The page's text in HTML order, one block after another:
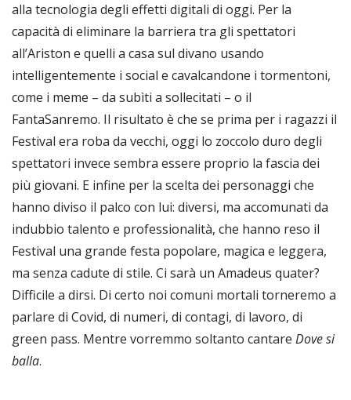
alla tecnologia degli effetti digitali di oggi. Per la
capacità di eliminare la barriera tra gli spettatori
all’Ariston e quelli a casa sul divano usando
intelligentemente i social e cavalcandone i tormentoni,
come i meme – da subìti a sollecitati – o il
FantaSanremo. Il risultato è che se prima per i ragazzi il
Festival era roba da vecchi, oggi lo zoccolo duro degli
spettatori invece sembra essere proprio la fascia dei
più giovani. E infine per la scelta dei personaggi che
hanno diviso il palco con lui: diversi, ma accomunati da
indubbio talento e professionalità, che hanno reso il
Festival una grande festa popolare, magica e leggera,
ma senza cadute di stile. Ci sarà un Amadeus quater?
Difficile a dirsi. Di certo noi comuni mortali torneremo a
parlare di Covid, di numeri, di contagi, di lavoro, di
green pass. Mentre vorremmo soltanto cantare Dove si
balla.